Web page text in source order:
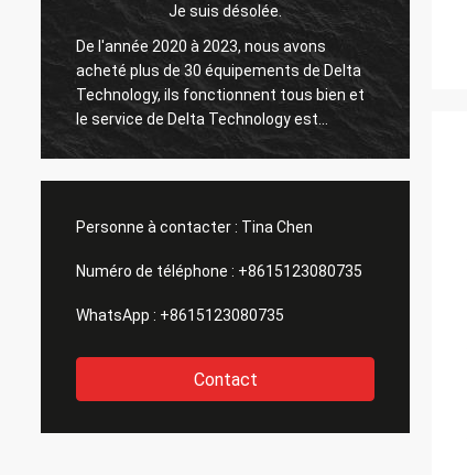
Je suis désolée.
De l'année 2020 à 2023, nous avons
acheté plus de 30 équipements de Delta
Technology, ils fonctionnent tous bien et
le service de Delta Technology est
également bon.
Personne à contacter : Tina Chen
Numéro de téléphone : +8615123080735
WhatsApp : +8615123080735
Contact